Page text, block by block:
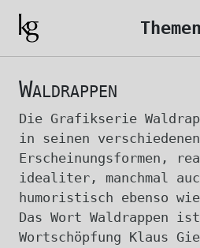
Themen
Waldrappen
Die Grafikserie
in seinen verschiedenen
Erscheinungsformen,
idealiter, manchmal
humoristisch ebenso
Das Wort Waldrappen
Wortschöpfung Klaus